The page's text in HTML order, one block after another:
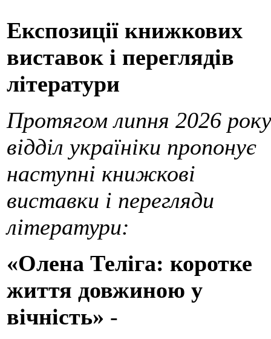
Експозиції книжкових
виставок і переглядів
літератури
Протягом липня 2026 року
відділ україніки пропонує
наступні книжкові
виставки і перегляди
літератури:
«Олена Теліга: коротке
життя довжиною у
вічність» -